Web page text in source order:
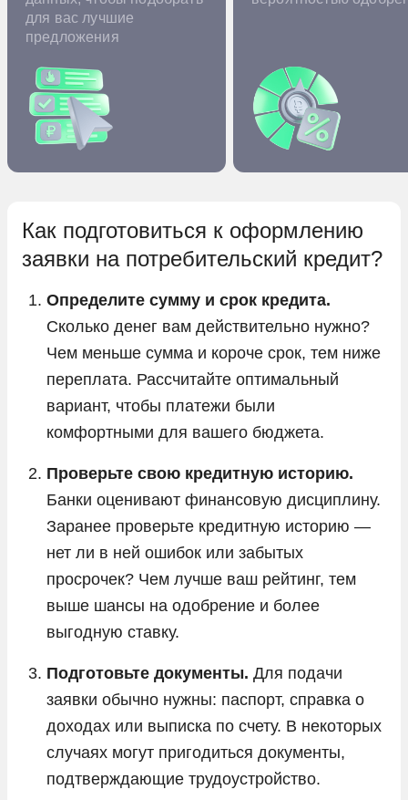
для вас лучшие
предложения
Как подготовиться к оформлению
заявки на потребительский кредит?
Определите сумму и срок кредита.
Сколько денег вам действительно нужно?
Чем меньше сумма и короче срок, тем ниже
переплата. Рассчитайте оптимальный
вариант, чтобы платежи были
комфортными для вашего бюджета.
Проверьте свою кредитную историю.
Банки оценивают финансовую дисциплину.
Заранее проверьте кредитную историю —
нет ли в ней ошибок или забытых
просрочек? Чем лучше ваш рейтинг, тем
выше шансы на одобрение и более
выгодную ставку.
Подготовьте документы. Для подачи
заявки обычно нужны: паспорт, справка о
доходах или выписка по счету. В некоторых
случаях могут пригодиться документы,
подтверждающие трудоустройство.